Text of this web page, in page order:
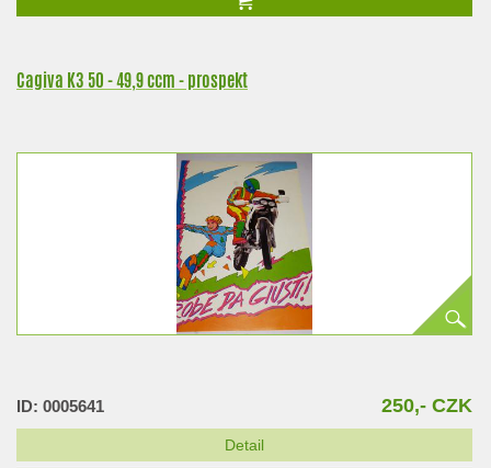
Cagiva K3 50 - 49,9 ccm - prospekt
ID: 0005641 250,- CZK
Detail